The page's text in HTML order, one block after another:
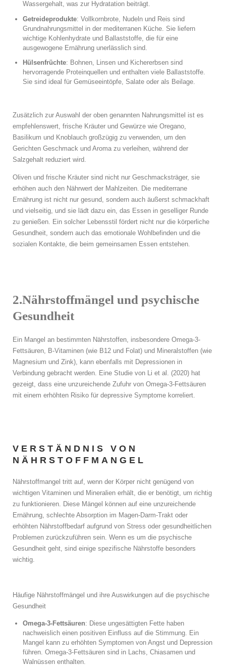
Wassergehalt, was zur Hydratation beiträgt.
Getreideprodukte: Vollkornbrote, Nudeln und Reis sind
Grundnahrungsmittel in der mediterranen Küche. Sie liefern
wichtige Kohlenhydrate und Ballaststoffe, die für eine
ausgewogene Ernährung unerlässlich sind.
Hülsenfrüchte: Bohnen, Linsen und Kichererbsen sind
hervorragende Proteinquellen und enthalten viele Ballaststoffe.
Sie sind ideal für Gemüseeintöpfe, Salate oder als Beilage.
Zusätzlich zur Auswahl der oben genannten Nahrungsmittel ist es
empfehlenswert, frische Kräuter und Gewürze wie Oregano,
Basilikum und Knoblauch großzügig zu verwenden, um den
Gerichten Geschmack und Aroma zu verleihen, während der
Salzgehalt reduziert wird.
Oliven und frische Kräuter sind nicht nur Geschmacksträger, sie
erhöhen auch den Nährwert der Mahlzeiten. Die mediterrane
Ernährung ist nicht nur gesund, sondern auch äußerst schmackhaft
und vielseitig, und sie lädt dazu ein, das Essen in geselliger Runde
zu genießen. Ein solcher Lebensstil fördert nicht nur die körperliche
Gesundheit, sondern auch das emotionale Wohlbefinden und die
sozialen Kontakte, die beim gemeinsamen Essen entstehen.
2.Nährstoffmängel und psychische
Gesundheit
Ein Mangel an bestimmten Nährstoffen, insbesondere Omega-3-
Fettsäuren, B-Vitaminen (wie B12 und Folat) und Mineralstoffen (wie
Magnesium und Zink), kann ebenfalls mit Depressionen in
Verbindung gebracht werden. Eine Studie von Li et al. (2020) hat
gezeigt, dass eine unzureichende Zufuhr von Omega-3-Fettsäuren
mit einem erhöhten Risiko für depressive Symptome korreliert.
VERSTÄNDNIS VON
NÄHRSTOFFMANGEL
Nährstoffmangel tritt auf, wenn der Körper nicht genügend von
wichtigen Vitaminen und Mineralien erhält, die er benötigt, um richtig
zu funktionieren. Diese Mängel können auf eine unzureichende
Ernährung, schlechte Absorption im Magen-Darm-Trakt oder
erhöhten Nährstoffbedarf aufgrund von Stress oder gesundheitlichen
Problemen zurückzuführen sein. Wenn es um die psychische
Gesundheit geht, sind einige spezifische Nährstoffe besonders
wichtig.
Häufige Nährstoffmängel und ihre Auswirkungen auf die psychische
Gesundheit
Omega-3-Fettsäuren: Diese ungesättigten Fette haben
nachweislich einen positiven Einfluss auf die Stimmung. Ein
Mangel kann zu erhöhten Symptomen von Angst und Depression
führen. Omega-3-Fettsäuren sind in Lachs, Chiasamen und
Walnüssen enthalten.